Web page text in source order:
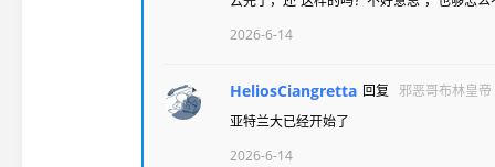
2026-6-14
HeliosCiangretta 回复
邪恶哥布林皇帝
亚特兰大已经开始了
2026-6-14